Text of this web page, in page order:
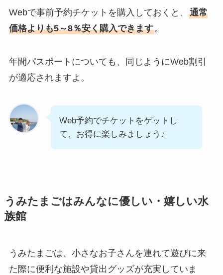
Webで事前予約チケットを購入しておくと、 通常
価格よりも5～8％安く購入できます。
年間パスポートについても、同じようにWeb割引
が適応されますよ。
Web予約でチケットをゲットし
て、お得に楽しみましょう♪
うみたまごはみんなに優しい・嬉しい水
族館
うみたまごは、小さなお子さんを連れて遊びに来
た際に便利な施設や貸出グッズが充実していま